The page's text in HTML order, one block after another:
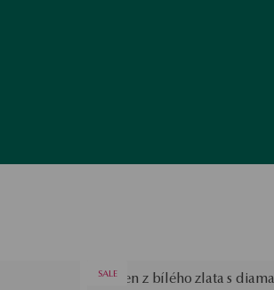
SALE
Prsten z bílého zlata s